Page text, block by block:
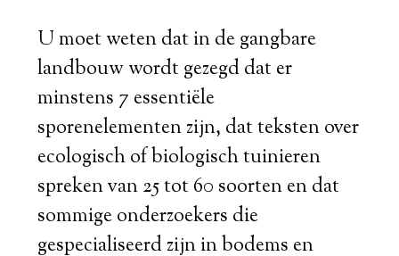
U moet weten dat in de gangbare
landbouw wordt gezegd dat er
minstens 7 essentiële
sporenelementen zijn, dat teksten over
ecologisch of biologisch tuinieren
spreken van 25 tot 60 soorten en dat
sommige onderzoekers die
gespecialiseerd zijn in bodems en